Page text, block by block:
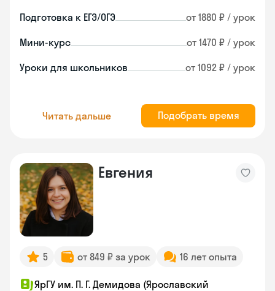
Подготовка к ЕГЭ/ОГЭ от 1880 ₽ / урок
Мини-курс от 1470 ₽ / урок
Уроки для школьников от 1092 ₽ / урок
Читать дальше Подобрать время
Евгения
5 от 849 ₽ за урок 16 лет опыта
ЯрГУ им. П. Г. Демидова (Ярославский